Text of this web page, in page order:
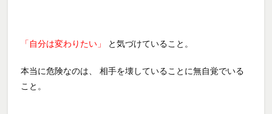
「自分は変わりたい」 と気づけていること。
本当に危険なのは、 相手を壊していることに無自覚でいる
こと。